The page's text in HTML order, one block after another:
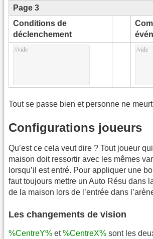
Page 3
Conditions de
déclenchement
Tout se passe bien et personne ne meurt
Configurations joueurs
Qu’est ce cela veut dire ? Tout joueur
maison doit ressortir avec les mêmes
lorsqu’il est entré. Pour appliquer une
faut toujours mettre un Auto Résu dans
de la maison lors de l’entrée dans
Les changements de vision
%CentreY% et%CentreX% sont les